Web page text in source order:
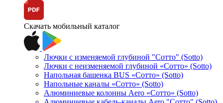
Скачать мобильный каталог
Лючки с изменяемой глубиной "Сотто" (Sotto)
Лючки с неизменяемой глубиной «Сотто» (Sotto)
Напольная башенка BUS «Сотто» (Sotto)
Напольные каналы «Сотто» (Sotto)
Алюминиевые колонны Aero «Сотто» (Sotto)